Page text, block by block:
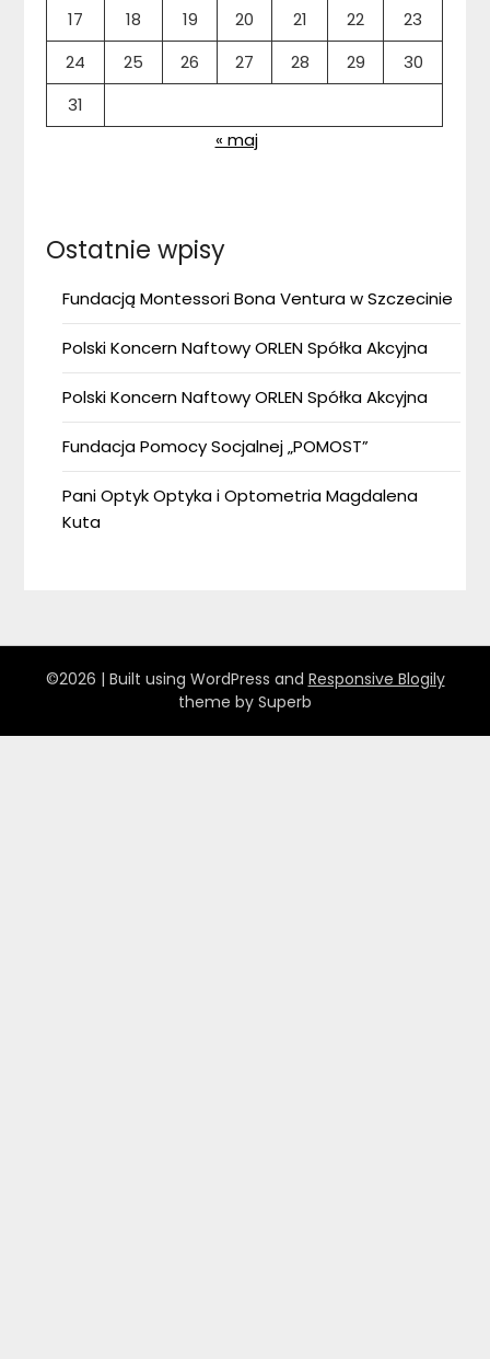
17
18 19 20 21 22
23
24
25 26 27 28 29
30
31
« maj
Ostatnie wpisy
Fundacją Montessori Bona Ventura w Szczecinie
Polski Koncern Naftowy ORLEN Spółka Akcyjna
Polski Koncern Naftowy ORLEN Spółka Akcyjna
Fundacja Pomocy Socjalnej „POMOST”
Pani Optyk Optyka i Optometria Magdalena
Kuta
©2026 | Built using WordPress and Responsive Blogily
theme by Superb